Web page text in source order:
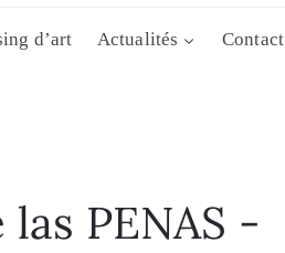
d’art Actualités Contact
las PENAS -